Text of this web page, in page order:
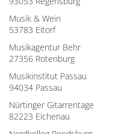
Musik & Wein
53783 Eitorf
Musikagentur Behr
27356 Rotenburg
Musikinstitut Passau
94034 Passau
Nürtinger Gitarrentage
82223 Eichenau